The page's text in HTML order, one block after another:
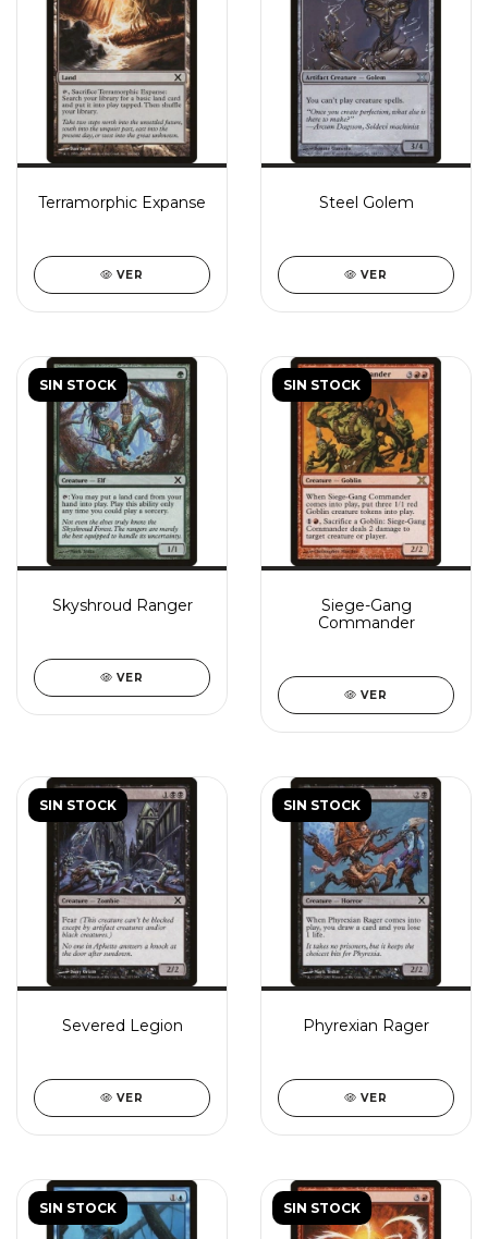
Terramorphic Expanse
VER
Steel Golem
VER
SIN STOCK
Skyshroud Ranger
VER
SIN STOCK
Siege-Gang
Commander
VER
SIN STOCK
Severed Legion
VER
SIN STOCK
Phyrexian Rager
VER
SIN STOCK SIN STOCK